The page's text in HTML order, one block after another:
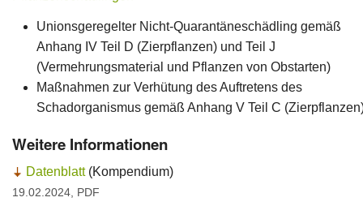
Unionsgeregelter Nicht-Quarantäneschädling gemäß
Anhang IV Teil D (Zierpflanzen) und Teil J
(Vermehrungsmaterial und Pflanzen von Obstarten)
Maßnahmen zur Verhütung des Auftretens des
Schadorganismus gemäß Anhang V Teil C
Weitere Informationen
Datenblatt(Kompendium)
19.02.2024, PDF